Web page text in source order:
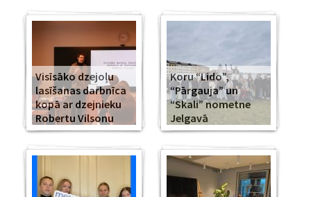
Visīsāko dzejoļu
lasīšanas darbnīca
kopā ar dzejnieku
Robertu Vilsonu
Koru “Lido”,
“Pārgauja” un
“Skali” nometne
Jelgavā